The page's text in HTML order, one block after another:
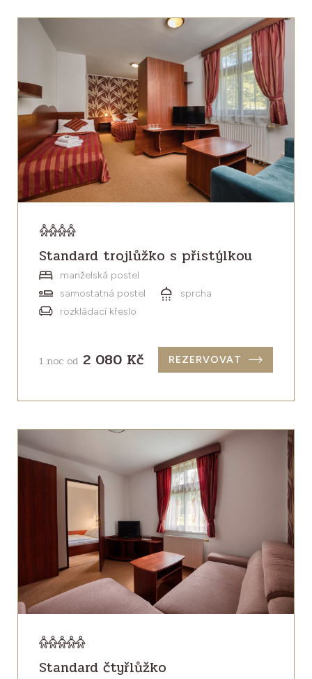
Standard trojlůžko s přistýlkou
manželská postel
samostatná postel
sprcha
rozkládací křeslo
1 noc od 2 080 Kč REZERVOVAT
Standard čtyřlůžko